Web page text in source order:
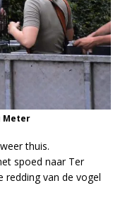
Meter
thuis.
spoed naar Ter
redding van de vogel